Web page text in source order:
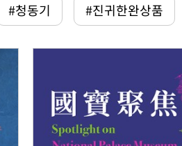
#청동기 #진귀한완상품